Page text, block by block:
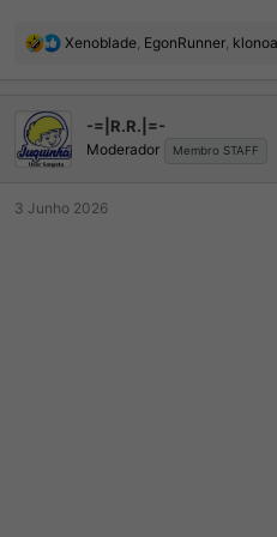
R
õ
e
Xenoblade, EgonRunner,
-=|R.R.|=-
Moderador Membro STAFF
3 Junho 2026